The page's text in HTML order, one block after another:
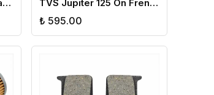
CF Moto 250NK Elcik Takımı (Gaz Borulu) TVS Jupiter 125 Ön Fren Diski
₺ 595.00